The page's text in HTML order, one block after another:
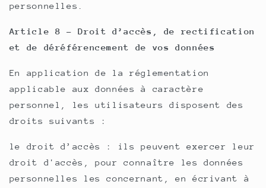
personnelles.
Article 8 - Droit d’accès, de rectification
et de déréférencement de vos données
En application de la réglementation
applicable aux données à caractère
personnel, les utilisateurs disposent des
droits suivants :
le droit d’accès : ils peuvent exercer leur
droit d'accès, pour connaître les données
personnelles les concernant, en écrivant à